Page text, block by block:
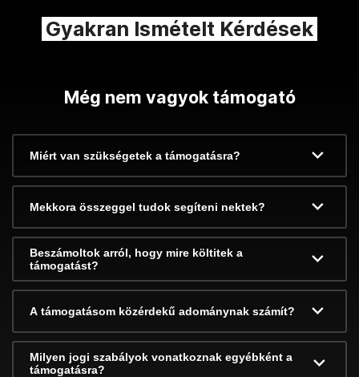
Gyakran Ismételt Kérdések
Még nem vagyok támogató
Miért van szükségetek a támogatásra?
Mekkora összeggel tudok segíteni nektek?
Beszámoltok arról, hogy mire költitek a
támogatást?
A támogatásom közérdekű adománynak számít?
Milyen jogi szabályok vonatkoznak egyébként a
támogatásra?